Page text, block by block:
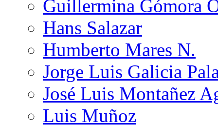
Guillermina Gómora
Hans Salazar
Humberto Mares N.
Jorge Luis Galicia
José Luis Montañez
Luis Muñoz